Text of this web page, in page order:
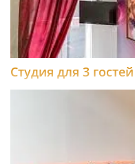
Студия для 3 гостей